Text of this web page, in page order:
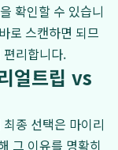
확인할 수 있습니
로 스캔하면 되므
리합니다.
얼트립 vs
종 선택은 마이리
그 이유를 명확히